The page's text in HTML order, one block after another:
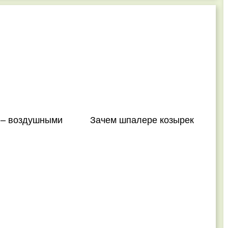
воздушными Зачем шпалере козырек